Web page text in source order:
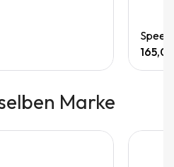
Marke